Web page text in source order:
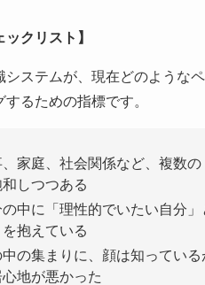
ックリスト】
システムが、現在どのような
るための指標です。
家庭、社会関係など、複数
和しつつある
の中に「理性的でいたい自分
を抱えている
の集まりに、顔は知ってい
心地が悪かった